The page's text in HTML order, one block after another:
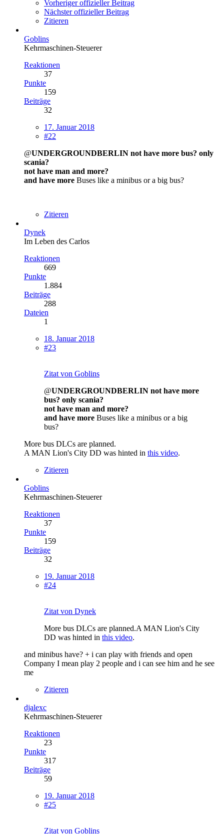
Vorheriger offizieller Beitrag
Nächster offizieller Beitrag
Zitieren
Goblins
Kehrmaschinen-Steuerer
Reaktionen
37
Punkte
159
Beiträge
32
17. Januar 2018
#22
@UNDERGROUNDBERLIN not have more bus? only
scania?
not have man and more?
and have more Buses like a minibus or a big bus?
Zitieren
Dynek
Im Leben des Carlos
Reaktionen
669
Punkte
1.884
Beiträge
288
Dateien
1
18. Januar 2018
#23
Zitat von Goblins
@UNDERGROUNDBERLIN not have more
bus? only scania?
not have man and more?
and have more Buses like a minibus or a big
bus?
More bus DLCs are planned.
A MAN Lion's City DD was hinted in this video.
Zitieren
Goblins
Kehrmaschinen-Steuerer
Reaktionen
37
Punkte
159
Beiträge
32
19. Januar 2018
#24
Zitat von Dynek
More bus DLCs are planned.A MAN Lion's City
DD was hinted in this video.
and minibus have? + i can play with friends and open
Company I mean play 2 people and i can see him and he see
me
Zitieren
djalexc
Kehrmaschinen-Steuerer
Reaktionen
23
Punkte
317
Beiträge
59
19. Januar 2018
#25
Zitat von Goblins